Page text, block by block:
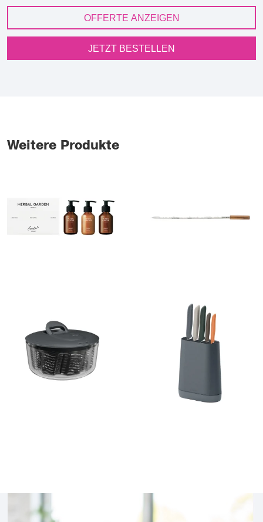
OFFERTE ANZEIGEN
JETZT BESTELLEN
Weitere Produkte